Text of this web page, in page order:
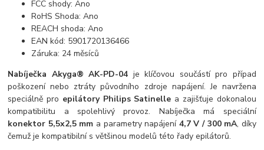
FCC shody: Ano
RoHS Shoda: Ano
REACH shoda: Ano
EAN kód: 5901720136466
Záruka: 24 měsíců
Nabíječka Akyga® AK-PD-04 je klíčovou součástí pro případ
poškození nebo ztráty původního zdroje napájení. Je navržena
speciálně pro epilátory Philips Satinelle a zajišťuje dokonalou
kompatibilitu a spolehlivý provoz. Nabíječka má speciální
konektor 5,5x2,5 mm a parametry napájení 4,7 V / 300 mA, díky
čemuž je kompatibilní s většinou modelů této řady epilátorů.